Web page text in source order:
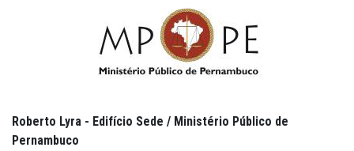
Roberto Lyra - Edifício Sede / Ministério Público de
Pernambuco